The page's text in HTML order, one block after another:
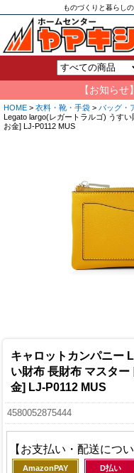
ものづくりと暮らし
【お知ら
HOME > 衣料・靴・手袋 > バッグ・
Legato largo(レガートラルゴ) うす
お金] LJ-P0112 MUS
キャロットカンパニー
い財布 長財布 マスタ
金] LJ-P0112 MUS
4580052875444
【お支払い・配送につ
AmazonPAY D払い